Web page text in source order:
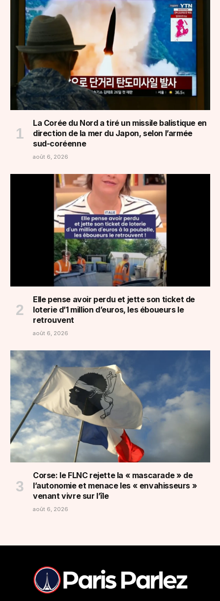
La Corée du Nord a tiré un missile balistique en
direction de la mer du Japon, selon l’armée
sud-coréenne
août 6, 2026
Elle pense avoir perdu et jette son ticket de
loterie d’1 million d’euros, les éboueurs le
retrouvent
août 6, 2026
Corse: le FLNC rejette la « mascarade » de
l’autonomie et menace les « envahisseurs »
venant vivre sur l’île
août 6, 2026